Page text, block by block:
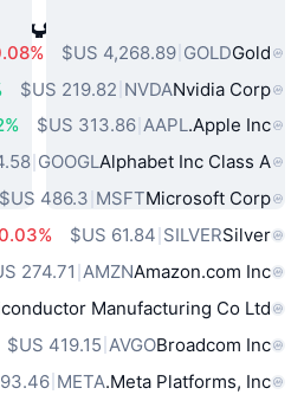
أصول العالم الحقيقي
Gold
GOLD
‏‏4,268.89 US$
Nvidia Corp
NVDA
Apple Inc.
AAPL
‏313.86 US$
Alphabet Inc Class A
GOOGL
‏364.58 US$
Microsoft Corp
MSFT
Silver
SILVER
Amazon.com Inc
AMZN
Manufacturing Co Ltd
Broadcom Inc
AVGO
Meta Platforms, Inc.
META
‏593.46 US$